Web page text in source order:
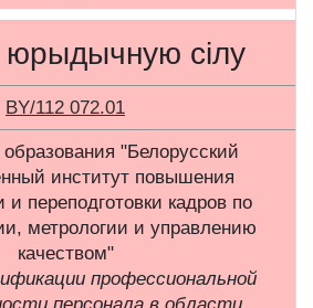
юрыдычную сілу
BY/112 072.01
"Белорусский
институт повышения
переподготовки кадров по
метрологии и управлению
качеством"
профессиональной